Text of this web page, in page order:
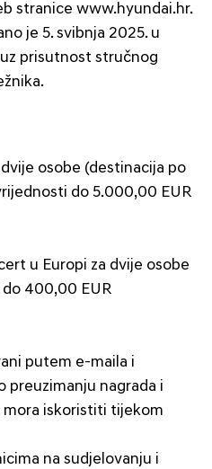
stranice www.hyundai.hr.
je 5. svibnja 2025. u
prisutnost stručnog
osobe (destinacija po
do 5.000,00 EUR
u Europi za dvije osobe
400,00 EUR
putem e-maila i
preuzimanju nagrada i
mora iskoristiti tijekom
na sudjelovanju i